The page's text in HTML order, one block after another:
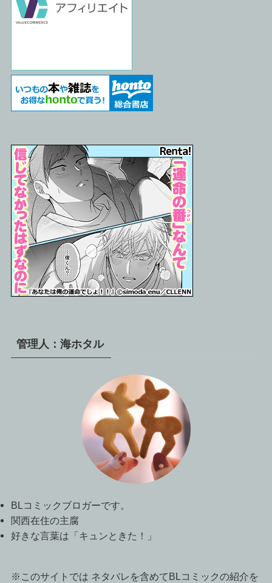
管理人：海ホタル
BLコミックブロガーです。
関西在住の主腐
好きな言葉は「キュンときた！」
※このサイトでは ネタバレを含めてBLコミックの紹介を